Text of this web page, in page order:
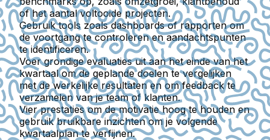
of het aantal voltooide projecten.
Gebruik tools zoals dashboards of rapporten om
de voortgang te controleren en aandachtspunten
te identificeren.
Voer grondige evaluaties uit aan het einde van het
kwartaal om de geplande doelen te vergelijken
met de werkelijke resultaten en om feedback te
verzamelen van je team of klanten.
Vier prestaties om de motivatie hoog te houden en
gebruik bruikbare inzichten om je volgende
kwartaalplan te verfijnen.